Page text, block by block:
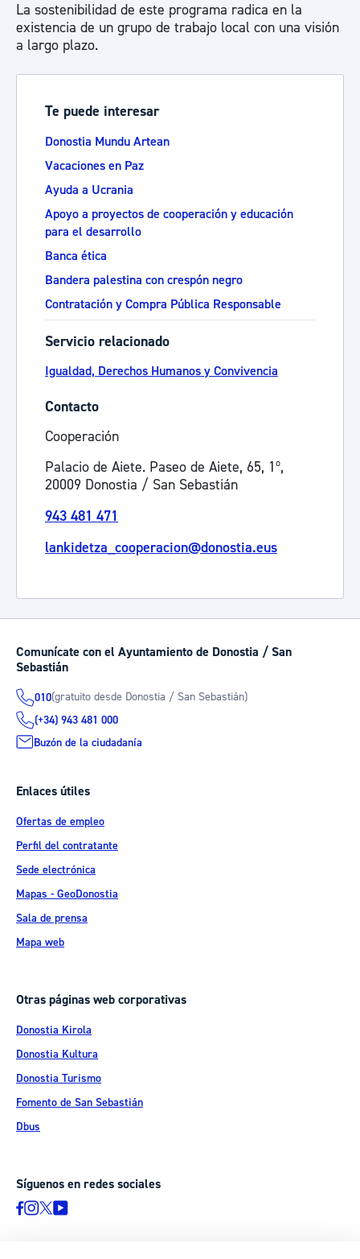
La sostenibilidad de este programa radica en la
existencia de un grupo de trabajo local con una visión
a largo plazo.
Te puede interesar
Donostia Mundu Artean
Vacaciones en Paz
Ayuda a Ucrania
Apoyo a proyectos de cooperación y educación
para el desarrollo
Banca ética
Bandera palestina con crespón negro
Contratación y Compra Pública Responsable
Servicio relacionado
Igualdad, Derechos Humanos y Convivencia
Contacto
Cooperación
Palacio de Aiete. Paseo de Aiete, 65, 1º,
20009 Donostia / San Sebastián
943 481 471
lankidetza_cooperacion@donostia.eus
Comunícate con el Ayuntamiento de Donostia / San
Sebastián
010(gratuito desde Donostia / San Sebastián)
(+34) 943 481 000
Buzón de la ciudadanía
Enlaces útiles
Ofertas de empleo
Perfil del contratante
Sede electrónica
Mapas - GeoDonostia
Sala de prensa
Mapa web
Otras páginas web corporativas
Donostia Kirola
Donostia Kultura
Donostia Turismo
Fomento de San Sebastián
Dbus
Síguenos en redes sociales